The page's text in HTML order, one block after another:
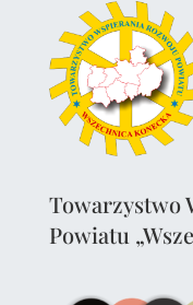
Towarzystwo
Powiatu